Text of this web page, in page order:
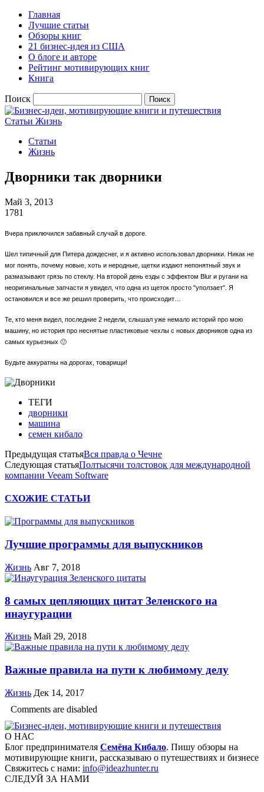
Главная
Лучшие статьи
Обзоры книг
21 бизнес-идея из США
О блоге и авторе
Рейтинг мотивирующих книг
Книга
Поиск
Статьи Жизнь
Статьи
Жизнь
Дворники так дворники
Май 3, 2013
1781
Вчера приключился забавный случай в дороге.
Шел типичный для Питера дождеснег, и я активно использовал дворники. Никак не
мог понять, почему новые, хоть и неродные, щетки издают непонятный звук и
размазывают грязь по стеклу. На второй день езды с эффектом Blur и ругани на
неоригинальные запчасти я увидел, что одна из щеток просто "уползает". Я
остановился и все же решил проверить, что происходит…
Те, кто меня видел, последние 2 недели, слышал уже немало историй про мою
машину, но история про неснятые пластиковые чехлы с новых дворников одна из
самых курьезных 🙂
Будьте аккуратны на дорогах, товарищи!
ТЕГИ
дворники
машина
семен кибало
Предыдущая статьяВся правда о Чечне
Следующая статьяПолтысячи толстовок для международной
компании Veeam Software
СХОЖИЕ СТАТЬИ
Лучшие программы для выпускников
Жизнь Авг 7, 2018
8 самых цепляющих цитат Зеленского на
инаугурации
Жизнь Май 29, 2018
Важные правила на пути к любимому делу
Жизнь Дек 14, 2017
Comments are disabled
О НАС
Блог предпринимателя Семёна Кибало. Пишу обзоры на
мотивирующие книги, рассказываю о путешествиях и бизнесе
Свяжитесь с нами: info@ideazhunter.ru
СЛЕДУЙ ЗА НАМИ